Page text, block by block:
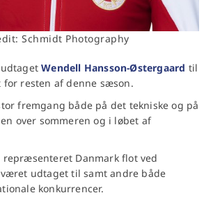
Schmidt Photography
Wendell Hansson-Østergaard til
resten af denne sæson.
fremgang både på det tekniske og på
over sommeren og i løbet af
repræsenteret Danmark flot ved
været udtaget til samt andre både
konkurrencer.